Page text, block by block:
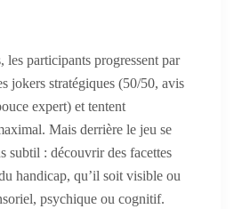
participants progressent par
jokers stratégiques (50/50, avis
expert) et tentent
Mais derrière le jeu se
subtil : découvrir des facettes
handicap, qu’il soit visible ou
psychique ou cognitif.